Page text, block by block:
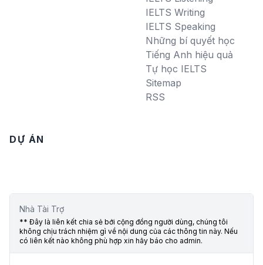
IELTS Writing
IELTS Speaking
Những bí quyết học
Tiếng Anh hiệu quả
Tự học IELTS
Sitemap
RSS
DỰ ÁN
Nhà Tài Trợ
** Đây là liên kết chia sẻ bới cộng đồng người dùng, chúng tôi
không chịu trách nhiệm gì về nội dung của các thông tin này. Nếu
có liên kết nào không phù hợp xin hãy báo cho admin.